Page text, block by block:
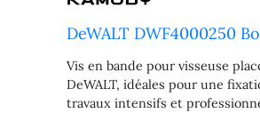
DeWALT DWF4000250
Vis en bande pour visseuse
DeWALT, idéales pour une
travaux intensifs et